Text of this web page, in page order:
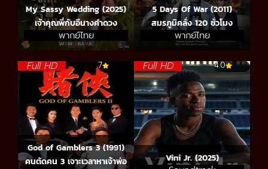
My Sassy Wedding (2025)
เจ้าคุณพี่กับอีนางคําดวง
พากย์ไทย
5 Days Of War (2011)
สมรภูมิคลั่ง 120 ชั่วโมง
พากย์ไทย
Full HD 7
God of Gamblers 3 (1991)
คนตัดคน 3 เจาะเวลาหาเจ้าพ่อ
Full HD 4.0
Vini Jr. (2025)